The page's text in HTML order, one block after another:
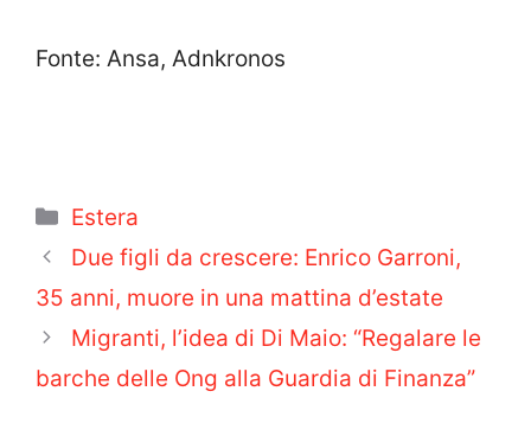
Fonte: Ansa, Adnkronos
Categorie
Estera
Due figli da crescere: Enrico Garroni,
35 anni, muore in una mattina d’estate
Migranti, l’idea di Di Maio: “Regalare le
barche delle Ong alla Guardia di Finanza”